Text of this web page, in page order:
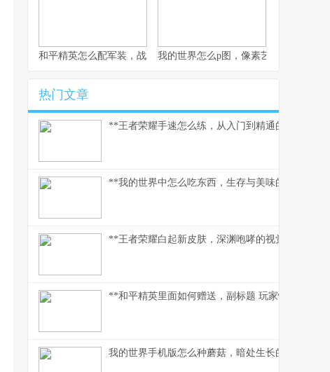
和平精英怎么配军装，战术伪装与个性表达的博弈
我的世界怎么p图，像素艺术与创意的
热门文章
**王者荣耀手速怎么练，从入门到精通的指尖修
**我的世界中怎么吃东西，生存与美味的核心法
**王者荣耀白起新皮肤，深渊咆哮的视觉与战术
**和平精英里面如何赠送，副标题 玩家情谊的虚
我的世界手机版怎么种蘑菇，暗处生长的美味与财